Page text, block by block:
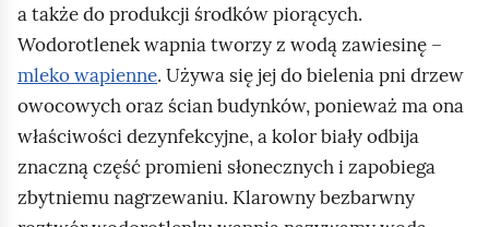
l
a także do produkcji środków piorących.
Wodorotlenek wapnia tworzy z wodą zawiesinę –
mleko wapienne. Używa się jej do bielenia pni drzew
owocowych oraz ścian budynków, ponieważ ma ona
właściwości dezynfekcyjne, a kolor biały odbija
znaczną część promieni słonecznych i zapobiega
zbytniemu nagrzewaniu. Klarowny bezbarwny